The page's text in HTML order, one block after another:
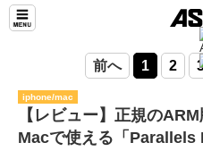
前へ 1 2
iphone/mac
【レビュー】正規の
Macで使える「Parallels